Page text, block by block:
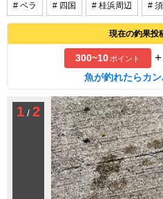
# ベラ # 四国 # 桂浜周辺 #
現在の釣果投
300~10ポイント +
魚が釣れたらカ
1 / 2